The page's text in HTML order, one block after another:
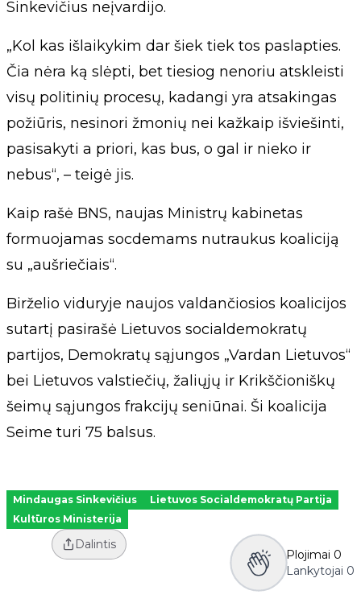
Sinkevičius neįvardijo.
„Kol kas išlaikykim dar šiek tiek tos paslapties.
Čia nėra ką slėpti, bet tiesiog nenoriu atskleisti
visų politinių procesų, kadangi yra atsakingas
požiūris, nesinori žmonių nei kažkaip išviešinti,
pasisakyti a priori, kas bus, o gal ir nieko ir
nebus“, – teigė jis.
Kaip rašė BNS, naujas Ministrų kabinetas
formuojamas socdemams nutraukus koaliciją
su „aušriečiais“.
Birželio viduryje naujos valdančiosios koalicijos
sutartį pasirašė Lietuvos socialdemokratų
partijos, Demokratų sąjungos „Vardan Lietuvos“
bei Lietuvos valstiečių, žaliųjų ir Krikščioniškų
šeimų sąjungos frakcijų seniūnai. Ši koalicija
Seime turi 75 balsus.
Mindaugas Sinkevičius
Lietuvos Socialdemokratų Partija
Kultūros Ministerija
Dalintis
Plojimai 0
Lankytojai 0